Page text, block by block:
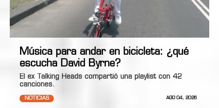
Música para andar en bicicleta: ¿qué
escucha David Byrne?
El ex Talking Heads compartió una playlist con 42
canciones.
NOTICIAS AGO 04, 2026